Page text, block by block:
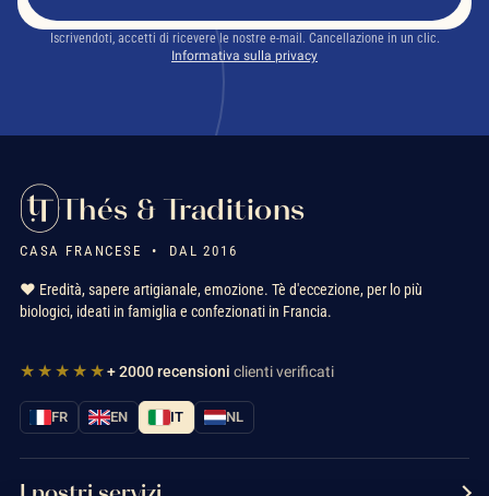
Iscrivendoti, accetti di ricevere le nostre e-mail. Cancellazione in un clic.
Informativa sulla privacy
Thés & Traditions
CASA FRANCESE • DAL 2016
❤️ Eredità, sapere artigianale, emozione. Tè d'eccezione, per lo più
biologici, ideati in famiglia e confezionati in Francia.
★★★★★+ 2000 recensioni clienti verificati
FR EN IT NL